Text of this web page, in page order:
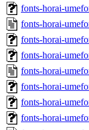
fonts-horai-
fonts-horai-
fonts-horai-
fonts-horai-
fonts-horai-
fonts-horai-
fonts-horai-
fonts-horai-